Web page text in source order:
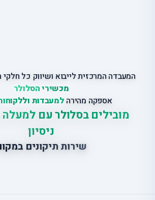
המעבדה המרכזית לייבוא ושיווק כל חלקי
מכשירי הסלולר
אספקה מהירה למעבדות
ניסיון
שירות תיקונים